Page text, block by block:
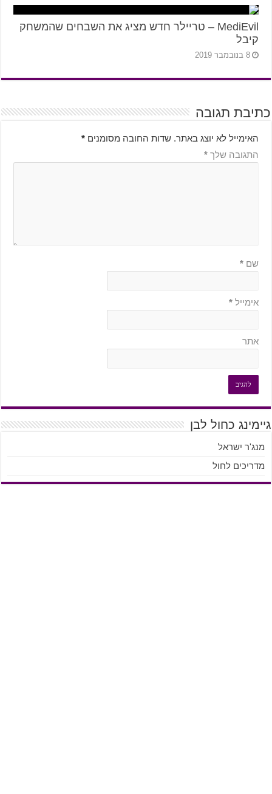
MediEvil – טריילר חדש מציג את השבחים שהמשחק
קיבל
8 בנובמבר 2019
כתיבת תגובה
האימייל לא יוצג באתר. שדות החובה מסומנים *
התגובה שלך *
שם *
אימייל *
אתר
גיימינג כחול לבן
מנג'ר ישראל
מדריכים לחול